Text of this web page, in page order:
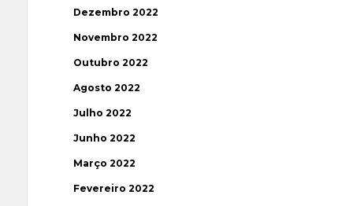
Dezembro 2022
Novembro 2022
Outubro 2022
Agosto 2022
Julho 2022
Junho 2022
Março 2022
Fevereiro 2022